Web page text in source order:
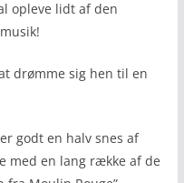
opleve lidt af den
drømme sig hen til en
godt en halv snes af
med en lang række af de